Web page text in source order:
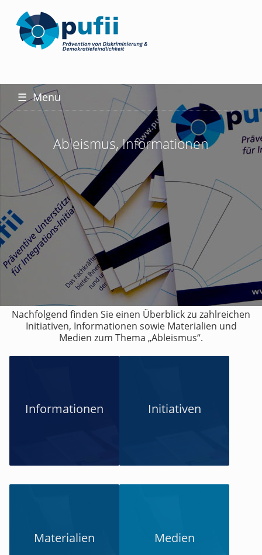
☰ Menu
Ableismus, Informationen
Nachfolgend finden Sie einen Überblick zu zahlreichen
Initiativen, Informationen sowie Materialien und
Medien zum Thema „Ableismus“.
Informationen Initiativen
Materialien Medien